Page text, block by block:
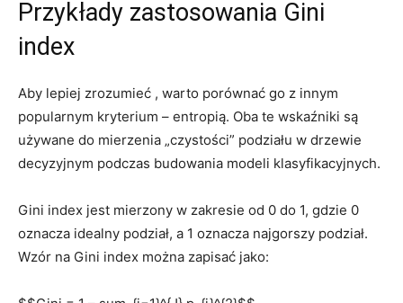
Przykłady zastosowania Gini
index
Aby lepiej zrozumieć , warto porównać go z innym
popularnym kryterium – entropią. Oba te wskaźniki są
używane do mierzenia „czystości” podziału w drzewie
decyzyjnym podczas budowania modeli klasyfikacyjnych.
Gini index jest mierzony w zakresie od 0 do 1, gdzie 0
⁤oznacza idealny podział, a 1 oznacza najgorszy podział.
Wzór na Gini index można zapisać jako: